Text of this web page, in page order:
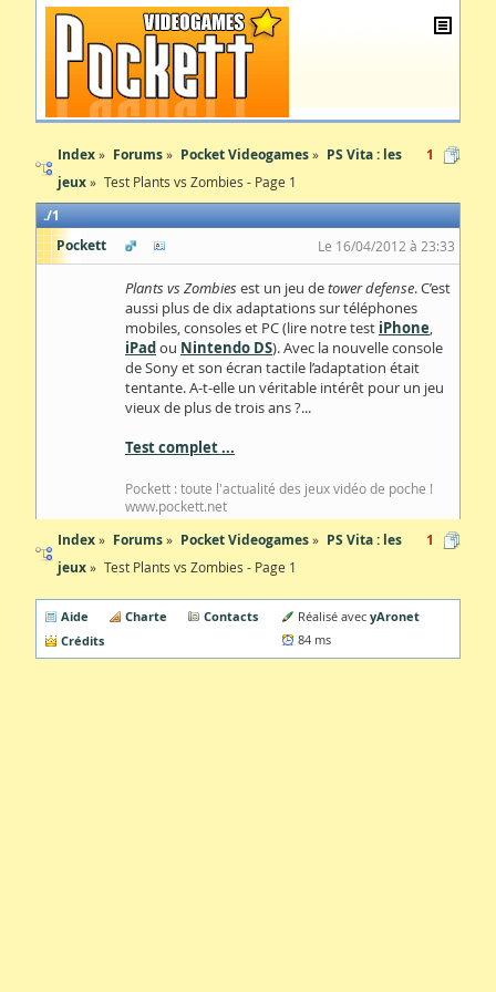
Index Forums Pocket Videogames
PS Vita : les
jeux
Test Plants vs Zombies - Page 1
1
1
Pockett
Le 16/04/2012 à 23:33
Plants vs Zombiesest un jeu detower defense. C’est
aussi plus de dix adaptations sur téléphones
mobiles, consoles et PC (lire notre test iPhone,
iPadou Nintendo DS). Avec la nouvelle console
de Sony et son écran tactile l’adaptation était
tentante. A-t-elle un véritable intérêt pour un jeu
vieux de plus de trois ans ?...
Test complet ...
Pockett : toute l'actualité des jeux vidéo de poche !
www.pockett.net
Index Forums Pocket Videogames
PS Vita : les
jeux
Test Plants vs Zombies - Page 1
1
Aide Charte
Contacts
Crédits
Réalisé avecyAronet
84 ms